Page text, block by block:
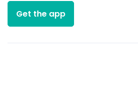
Get the app